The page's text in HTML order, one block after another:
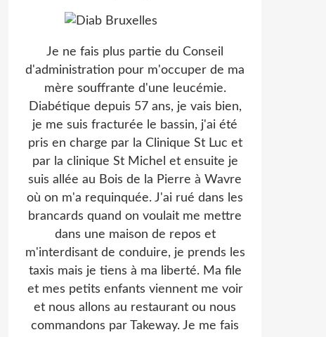
Je ne fais plus partie du Conseil
d'administration pour m'occuper de ma
mère souffrante d'une leucémie.
Diabétique depuis 57 ans, je vais bien,
je me suis fracturée le bassin, j'ai été
pris en charge par la Clinique St Luc et
par la clinique St Michel et ensuite je
suis allée au Bois de la Pierre à Wavre
où on m'a requinquée. J'ai rué dans les
brancards quand on voulait me mettre
dans une maison de repos et
m'interdisant de conduire, je prends les
taxis mais je tiens à ma liberté. Ma file
et mes petits enfants viennent me voir
et nous allons au restaurant ou nous
commandons par Takeway. Je me fais